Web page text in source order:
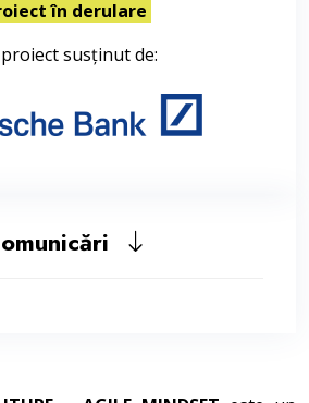
în derulare
susținut de: